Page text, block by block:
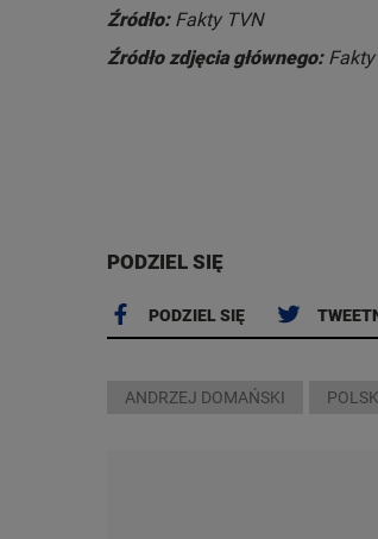
Źródło: Fakty TVN
Źródło zdjęcia głównego:
PODZIEL SIĘ
PODZIEL SIĘ
ANDRZEJ DOMAŃSKI